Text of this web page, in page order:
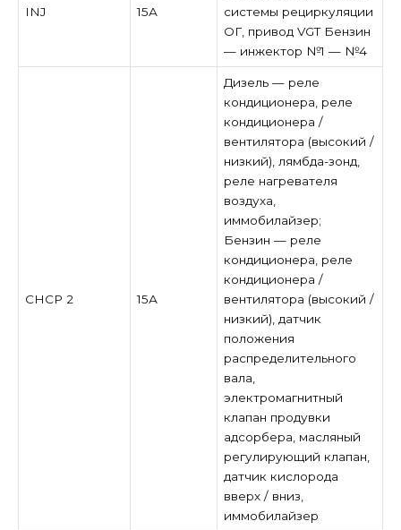
INJ 15А
системы рециркуляции
ОГ, привод VGT Бензин
— инжектор №1 — №4
СНСР 2 15А
Дизель — реле
кондиционера, реле
кондиционера /
вентилятора (высокий /
низкий), лямбда-зонд,
реле нагревателя
воздуха,
иммобилайзер;
Бензин — реле
кондиционера, реле
кондиционера /
вентилятора (высокий /
низкий), датчик
положения
распределительного
вала,
электромагнитный
клапан продувки
адсорбера, масляный
регулирующий клапан,
датчик кислорода
вверх / вниз,
иммобилайзер